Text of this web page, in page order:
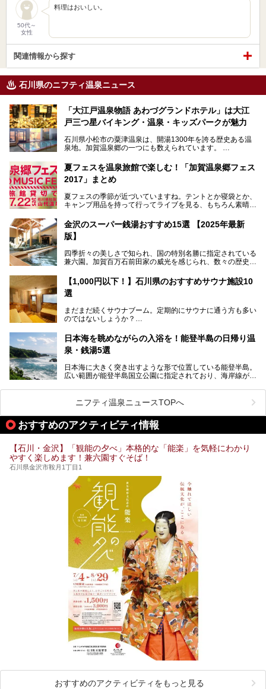
50代～
女性
料理はおいしい。
関連情報から探す
石川県のニフティ温泉ニュース
「大江戸温泉物語 あわづグランドホテル」は大江
戸三つ星バイキング・温泉・キッズパークが魅力
石川県小松市の粟津温泉は、開湯1300年を誇る歴史ある温
泉地。加賀温泉郷の一つにも数えられています。
その粟津温泉に建つ「大江戸温泉物語 あわづグランドホテ
ル」（以下、あわづグランドホテル）は客室数97室のホテ
ルで、昨年2024年12月に露天風呂を新設。充実したキッズ
2025年7月からは「大江戸三つ星バイキング」がスタート！
───
提供元：大江戸温泉物語ホテルズ＆リゾーツ株式会社【P
この記事は大江戸温泉物語 あわづグランドホテルのPR記事
です。
夏フェスを温泉旅館で楽しむ！「加賀温泉郷フェス
2017」まとめ
夏フェスの季節が近づいていますね。テントとか寝袋とか、
キャンプ用品を持って行ってライブを見る、もちろん素晴ら
いやでもね、暑いし汗や砂埃でドロドロになるしうるさくて
夜は寝られないし、若い時はそういうのが良かったんですけ
今、もうちょっと気楽なフェスはないかな、と探してたらあ
りましたよ！
「加賀温泉郷フェス 2017」が石川県・山代温泉の瑠璃光を
全館貸し切って開催！
れちゃう！なんということでしょう！！
金沢のスーパー銭湯おすすめ15選 【2025年最新
版】
四季折々の美しさで知られ、国の特別名勝に指定されている
兼六園。加賀百万石前田家の威光を感じられ、数々の歴史的
ア。国内でも特に人気の観光地の1つです。北陸新幹線で東
京から約2時間30分と、首都圏からアクセスしやすい立地も
魅力ですね。
り、観光に加えて温泉もぜひ楽しみたいところ。金沢エリア
でおすすめのスーパー銭湯をご紹介します。
【1,000円以下！】石川県のおすすめサウナ施設10
選
まだまだ続くサウナブーム。定期的にサウナに通う方も多い
のではないしょうか？
今回はそんなサウナによく行く人もこれから楽しむ人も格安
で楽しめるサウナを紹介します。
など、種類豊富ですよ。
日本海を眺めながらの入浴を！能登半島の日帰り温
泉・銭湯5選
日本海に大きく突き出すような形で位置している能登半島。
広い範囲が能登半島国立公園に指定されており、海岸線が作
車で行くのがオススメですが、ドライブの際にぜひ一緒に楽
しんでいただきたいのが温泉です。絶景を眺めながらつかる
温泉は最高ですよ！ 今回はそんな能登の温泉を5つご紹介
します。
ニフティ温泉ニュースTOPへ
おすすめのアクティビティ情報
【石川・金沢】「観能の夕べ」本格的な「能楽」を気軽にわかり
やすく楽しめます！兼六園すぐそば！
石川県金沢市鞍月1丁目1
おすすめのアクティビティをもっと見る